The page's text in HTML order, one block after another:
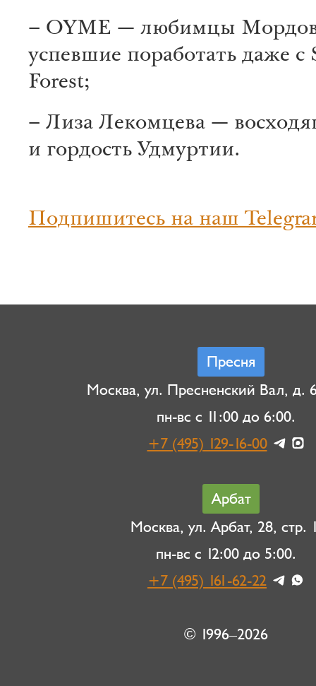
– OYME — любимцы
успевшие поработать даже с
Forest;
– Лиза Лекомцева —
и гордость Удмуртии.
Подпишитесь на наш
Пресня
Москва, ул. Пресненский Вал, д.
пн-вс с 11:00 до 6:00.
+7 (495) 129-16-00
Арбат
Москва, ул. Арбат, 28, стр.
пн-вс с 12:00 до 5:00.
+7 (495) 161-62-22
© 1996–2026